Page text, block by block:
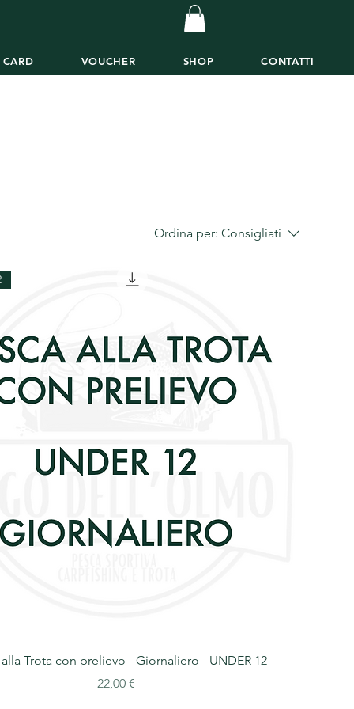
CARD VOUCHER SHOP CONTATTI
Ordina per: Consigliati
alla Trota con prelievo - Giornaliero - UNDER 12
Prezzo
22,00 €